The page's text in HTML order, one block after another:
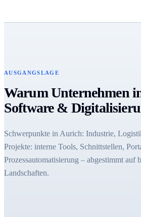
AUSGANGSLAGE
Warum Unternehmen
Software &
Schwerpunkte in Aurich: Industrie,
Projekte: interne Tools, Schnittstellen,
Prozessautomatisierung – abgestimmt auf
Landschaften.